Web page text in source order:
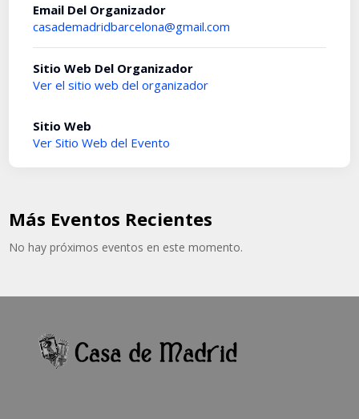
Email Del Organizador
casademadridbarcelona@gmail.com
Sitio Web Del Organizador
Ver el sitio web del organizador
Sitio Web
Ver Sitio Web del Evento
Más Eventos Recientes
No hay próximos eventos en este momento.